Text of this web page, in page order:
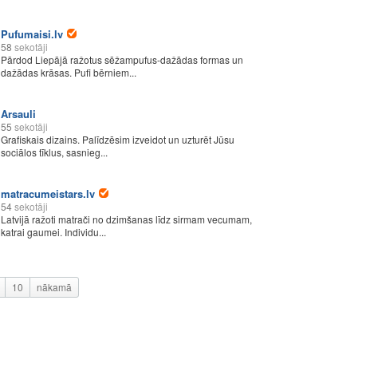
Pufumaisi.lv
58 sekotāji
Pārdod Liepājā ražotus sēžampufus-dažādas formas un
dažādas krāsas. Pufi bērniem...
Arsauli
55 sekotāji
Grafiskais dizains. Palīdzēsim izveidot un uzturēt Jūsu
sociālos tīklus, sasnieg...
matracumeistars.lv
54sekotāji
Latvijā ražoti matrači no dzimšanas līdz sirmam vecumam,
katrai gaumei. Individu...
10 nākamā